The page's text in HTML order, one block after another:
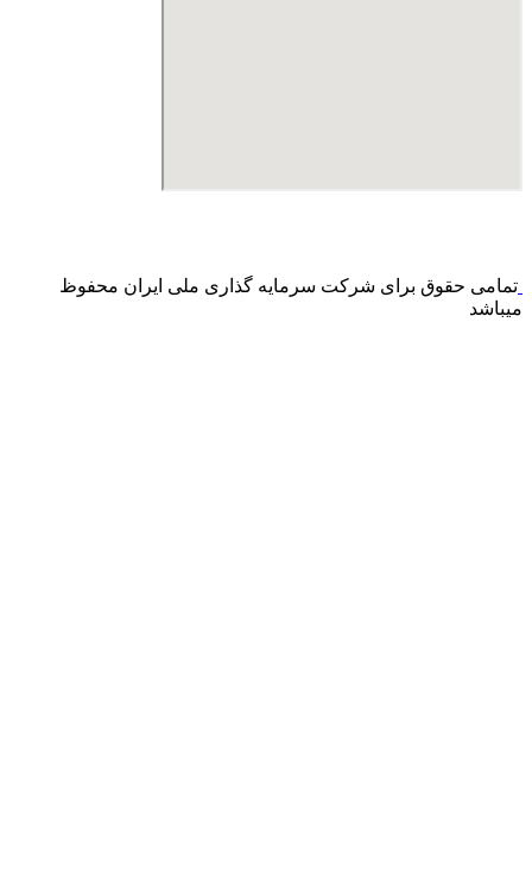
تمامی حقوق برای شرکت سرمایه گذاری ملی ایران محفوظ
میباشد